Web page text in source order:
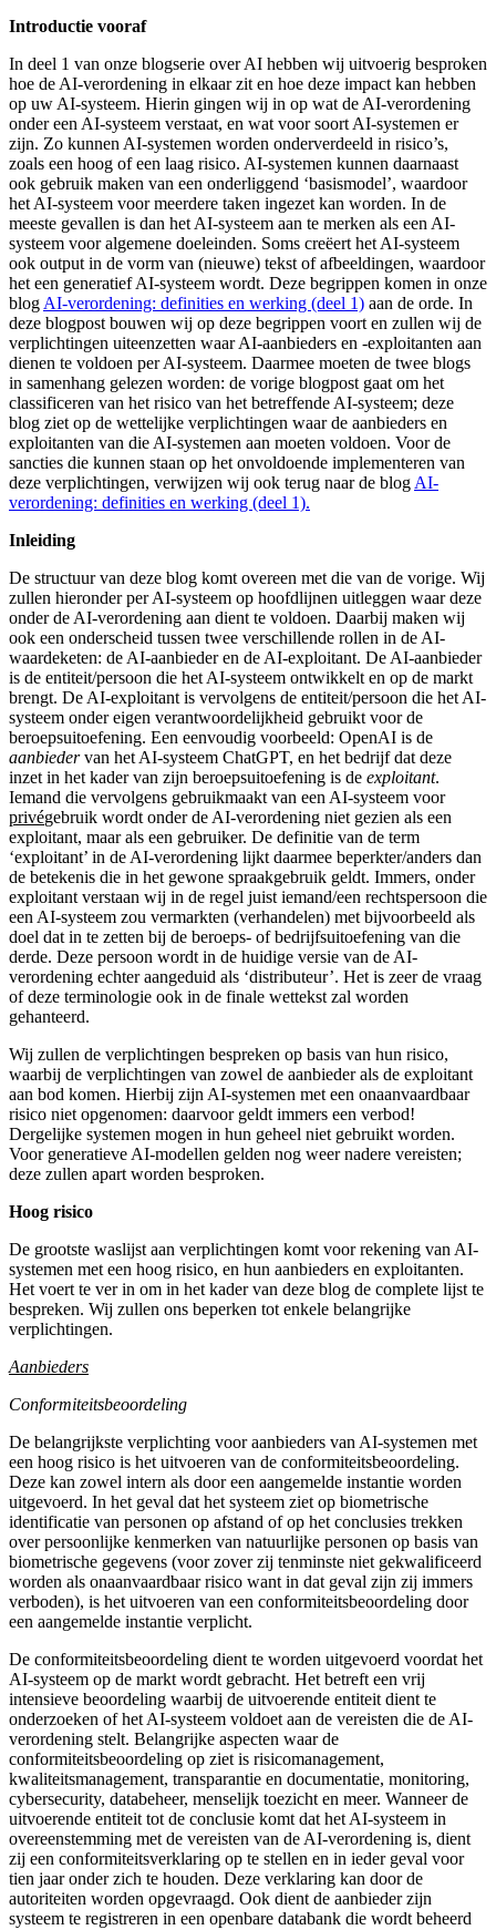
Introductie vooraf
In deel 1 van onze blogserie over AI hebben wij uitvoerig besproken
hoe de AI-verordening in elkaar zit en hoe deze impact kan hebben
op uw AI-systeem. Hierin gingen wij in op wat de AI-verordening
onder een AI-systeem verstaat, en wat voor soort AI-systemen er
zijn. Zo kunnen AI-systemen worden onderverdeeld in risico’s,
zoals een hoog of een laag risico. AI-systemen kunnen daarnaast
ook gebruik maken van een onderliggend ‘basismodel’, waardoor
het AI-systeem voor meerdere taken ingezet kan worden. In de
meeste gevallen is dan het AI-systeem aan te merken als een AI-
systeem voor algemene doeleinden. Soms creëert het AI-systeem
ook output in de vorm van (nieuwe) tekst of afbeeldingen, waardoor
het een generatief AI-systeem wordt. Deze begrippen komen in onze
blog AI-verordening: definities en werking (deel 1) aan de orde. In
deze blogpost bouwen wij op deze begrippen voort en zullen wij de
verplichtingen uiteenzetten waar AI-aanbieders en -exploitanten aan
dienen te voldoen per AI-systeem. Daarmee moeten de twee blogs
in samenhang gelezen worden: de vorige blogpost gaat om het
classificeren van het risico van het betreffende AI-systeem; deze
blog ziet op de wettelijke verplichtingen waar de aanbieders en
exploitanten van die AI-systemen aan moeten voldoen. Voor de
sancties die kunnen staan op het onvoldoende implementeren van
deze verplichtingen, verwijzen wij ook terug naar de blog AI-
verordening: definities en werking (deel 1).
Inleiding
De structuur van deze blog komt overeen met die van de vorige. Wij
zullen hieronder per AI-systeem op hoofdlijnen uitleggen waar deze
onder de AI-verordening aan dient te voldoen. Daarbij maken wij
ook een onderscheid tussen twee verschillende rollen in de AI-
waardeketen: de AI-aanbieder en de AI-exploitant. De AI-aanbieder
is de entiteit/persoon die het AI-systeem ontwikkelt en op de markt
brengt. De AI-exploitant is vervolgens de entiteit/persoon die het AI-
systeem onder eigen verantwoordelijkheid gebruikt voor de
beroepsuitoefening. Een eenvoudig voorbeeld: OpenAI is de
aanbiedervan het AI-systeem ChatGPT, en het bedrijf dat deze
inzet in het kader van zijn beroepsuitoefening is de exploitant.
Iemand die vervolgens gebruikmaakt van een AI-systeem voor
privégebruik wordt onder de AI-verordening niet gezien als een
exploitant, maar als een gebruiker. De definitie van de term
‘exploitant’ in de AI-verordening lijkt daarmee beperkter/anders dan
de betekenis die in het gewone spraakgebruik geldt. Immers, onder
exploitant verstaan wij in de regel juist iemand/een rechtspersoon die
een AI-systeem zou vermarkten (verhandelen) met bijvoorbeeld als
doel dat in te zetten bij de beroeps- of bedrijfsuitoefening van die
derde. Deze persoon wordt in de huidige versie van de AI-
verordening echter aangeduid als ‘distributeur’. Het is zeer de vraag
of deze terminologie ook in de finale wettekst zal worden
gehanteerd.
Wij zullen de verplichtingen bespreken op basis van hun risico,
waarbij de verplichtingen van zowel de aanbieder als de exploitant
aan bod komen. Hierbij zijn AI-systemen met een onaanvaardbaar
risico niet opgenomen: daarvoor geldt immers een verbod!
Dergelijke systemen mogen in hun geheel niet gebruikt worden.
Voor generatieve AI-modellen gelden nog weer nadere vereisten;
deze zullen apart worden besproken.
Hoog risico
De grootste waslijst aan verplichtingen komt voor rekening van AI-
systemen met een hoog risico, en hun aanbieders en exploitanten.
Het voert te ver in om in het kader van deze blog de complete lijst te
bespreken. Wij zullen ons beperken tot enkele belangrijke
verplichtingen.
Aanbieders
Conformiteitsbeoordeling
De belangrijkste verplichting voor aanbieders van AI-systemen met
een hoog risico is het uitvoeren van de conformiteitsbeoordeling.
Deze kan zowel intern als door een aangemelde instantie worden
uitgevoerd. In het geval dat het systeem ziet op biometrische
identificatie van personen op afstand of op het conclusies trekken
over persoonlijke kenmerken van natuurlijke personen op basis van
biometrische gegevens (voor zover zij tenminste niet gekwalificeerd
worden als onaanvaardbaar risico want in dat geval zijn zij immers
verboden), is het uitvoeren van een conformiteitsbeoordeling door
een aangemelde instantie verplicht.
De conformiteitsbeoordeling dient te worden uitgevoerd voordat het
AI-systeem op de markt wordt gebracht. Het betreft een vrij
intensieve beoordeling waarbij de uitvoerende entiteit dient te
onderzoeken of het AI-systeem voldoet aan de vereisten die de AI-
verordening stelt. Belangrijke aspecten waar de
conformiteitsbeoordeling op ziet is risicomanagement,
kwaliteitsmanagement, transparantie en documentatie, monitoring,
cybersecurity, databeheer, menselijk toezicht en meer. Wanneer de
uitvoerende entiteit tot de conclusie komt dat het AI-systeem in
overeenstemming met de vereisten van de AI-verordening is, dient
zij een conformiteitsverklaring op te stellen en in ieder geval voor
tien jaar onder zich te houden. Deze verklaring kan door de
autoriteiten worden opgevraagd. Ook dient de aanbieder zijn
systeem te registreren in een openbare databank die wordt beheerd